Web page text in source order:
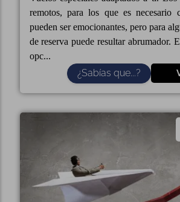
remotos, para los que es necesario
pueden ser emocionantes, pero para
de reserva puede resultar abrumador.
opc...
¿Sabías que...?